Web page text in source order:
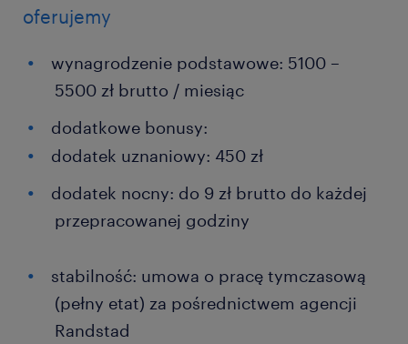
oferujemy
wynagrodzenie podstawowe: 5100 –
5500 zł brutto / miesiąc
dodatkowe bonusy:
dodatek uznaniowy: 450 zł
dodatek nocny: do 9 zł brutto do każdej
przepracowanej godziny
stabilność: umowa o pracę tymczasową
(pełny etat) za pośrednictwem agencji
Randstad